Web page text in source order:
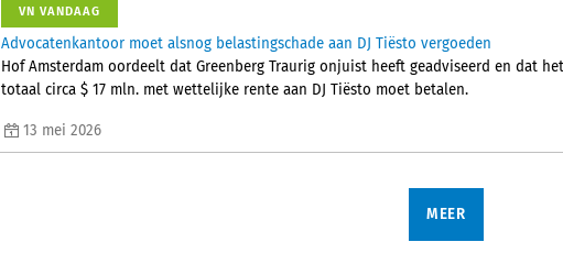
VN VANDAAG
Advocatenkantoor moet alsnog belastingschade aan DJ Tiësto vergoeden
Hof Amsterdam oordeelt dat Greenberg Traurig onjuist heeft geadviseerd en dat
totaal circa $ 17 mln. met wettelijke rente aan DJ Tiësto moet betalen.
13 mei 2026
MEER